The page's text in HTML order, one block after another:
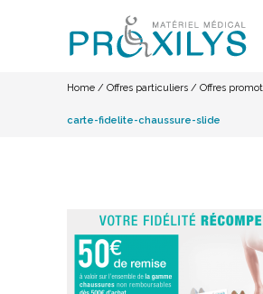
Home / Offres particuliers / Offres
carte-fidelite-chaussure-slide